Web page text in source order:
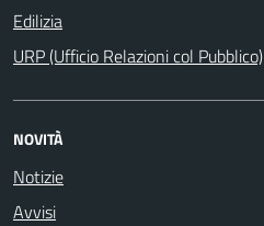
Edilizia
URP (Ufficio Relazioni col Pubblico)
NOVITÀ
Notizie
Avvisi